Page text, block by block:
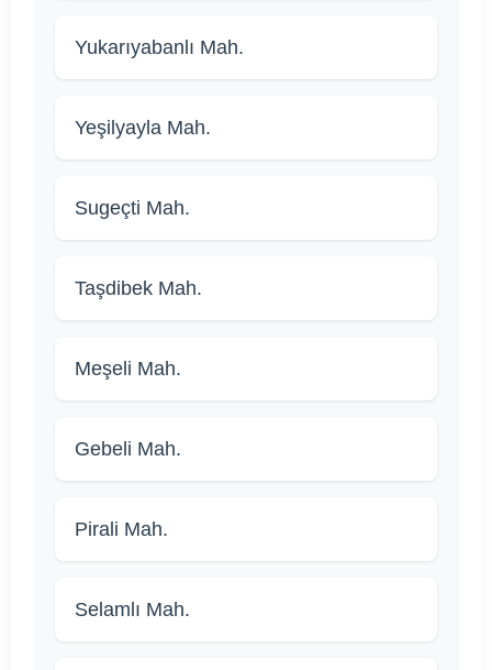
Yukarıyabanlı Mah.
Yeşilyayla Mah.
Sugeçti Mah.
Taşdibek Mah.
Meşeli Mah.
Gebeli Mah.
Pirali Mah.
Selamlı Mah.